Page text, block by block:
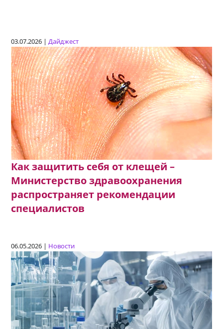
03.07.2026 |Дайджест
Как защитить себя от клещей –
Министерство здравоохранения
распространяет рекомендации
специалистов
06.05.2026 | Новости